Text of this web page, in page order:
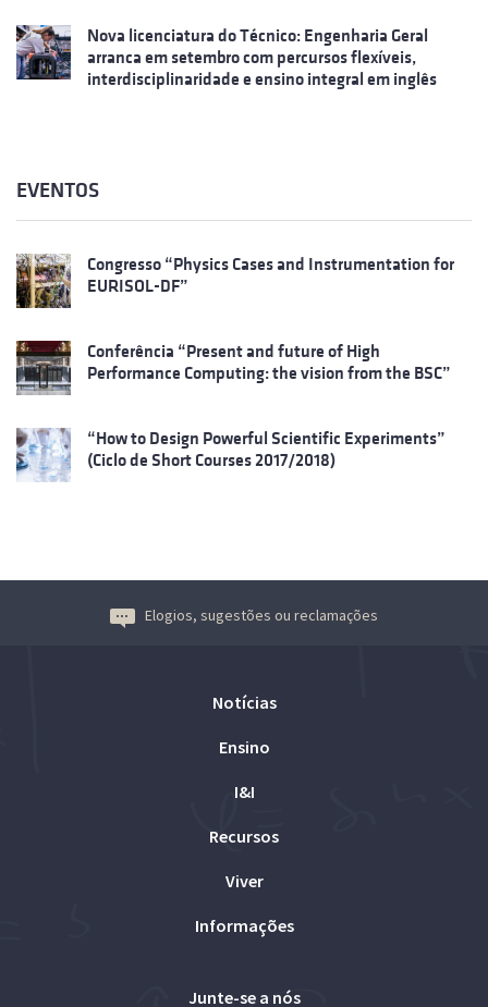
Nova licenciatura do Técnico: Engenharia Geral
arranca em setembro com percursos flexíveis,
interdisciplinaridade e ensino integral em inglês
EVENTOS
Congresso “Physics Cases and Instrumentation for
EURISOL-DF”
Conferência “Present and future of High
Performance Computing: the vision from the BSC”
“How to Design Powerful Scientific Experiments”
(Ciclo de Short Courses 2017/2018)
Elogios, sugestões ou reclamações
Notícias
Ensino
I&I
Recursos
Viver
Informações
Junte-se a nós